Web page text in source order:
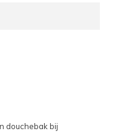
douchebak bij